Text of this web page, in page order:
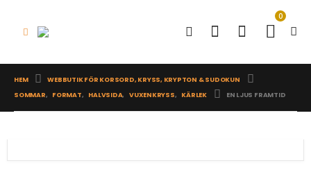
0
HEM
WEBBUTIK FÖR KORSORD, KRYSS, KRYPTON & SUDOKUN
SOMMAR, FORMAT, HALVSIDA, VUXENKRYSS, KÄRLEK EN LJUS FRAMTID